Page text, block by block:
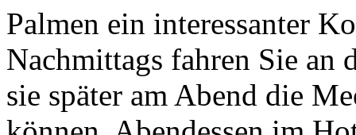
Palmen ein interessanter
Nachmittags fahren Sie an
sie später am Abend die